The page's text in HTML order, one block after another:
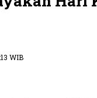
WIB